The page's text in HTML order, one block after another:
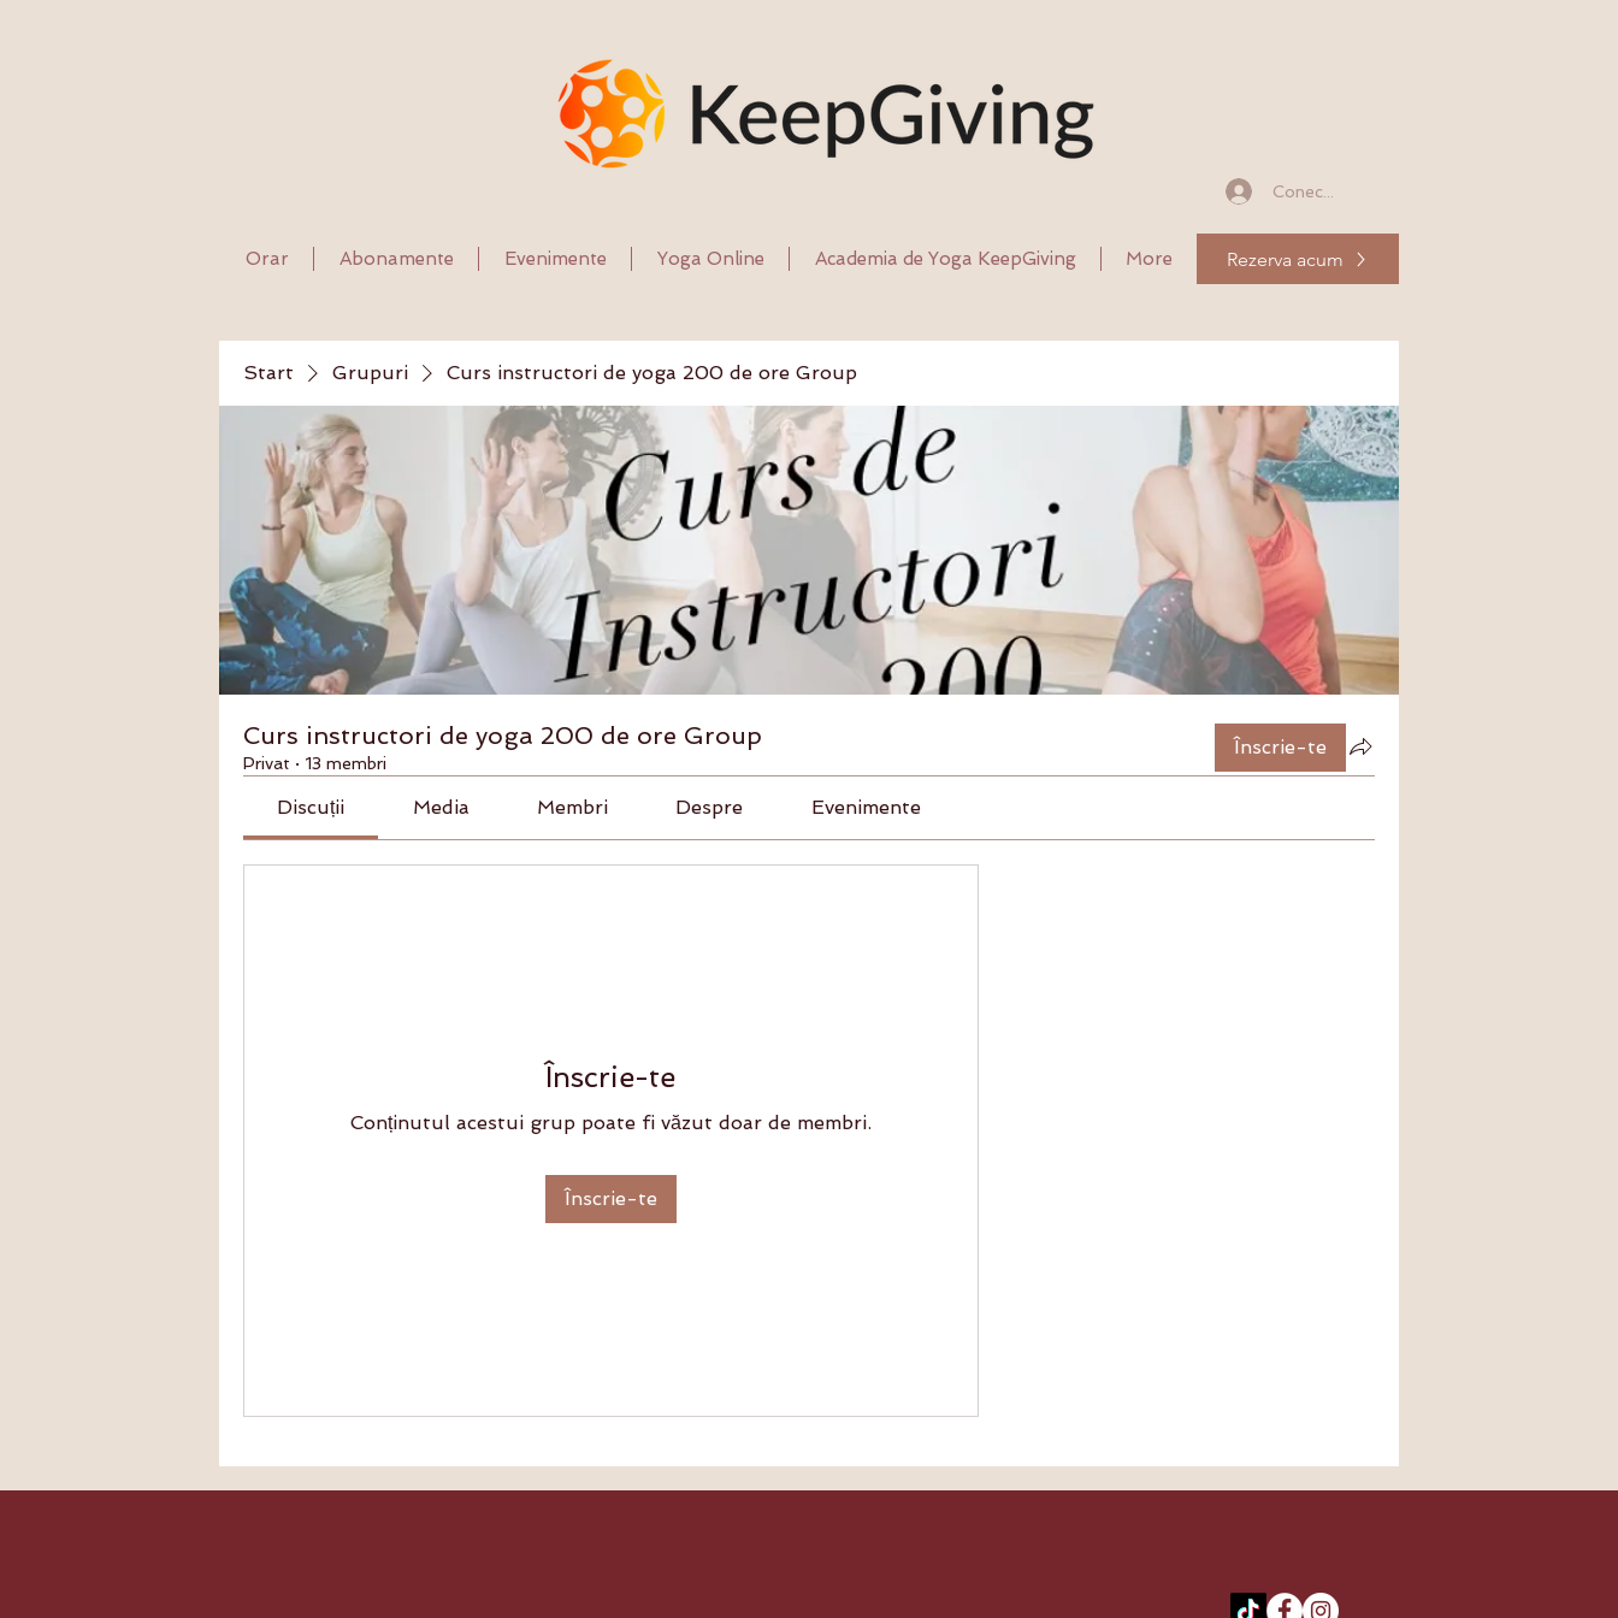
Conectează-te
Orar Abonamente Evenimente Yoga Online Academia de Yoga KeepGiving More Rezerva acum
Start Grupuri Curs instructori de yoga 200 de ore Group
Curs instructori de yoga 200 de ore Group
Privat · 13 membri
Înscrie-te
Discuții Media Membri Despre Evenimente
Înscrie-te
Conținutul acestui grup poate fi văzut doar de membri.
Înscrie-te